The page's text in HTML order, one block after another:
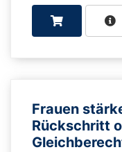
Frauen
Rückschritt